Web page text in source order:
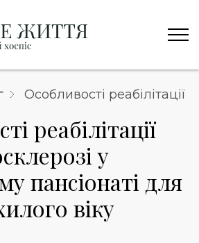
Особливості
реабілітації
у
пансіонаті для
віку